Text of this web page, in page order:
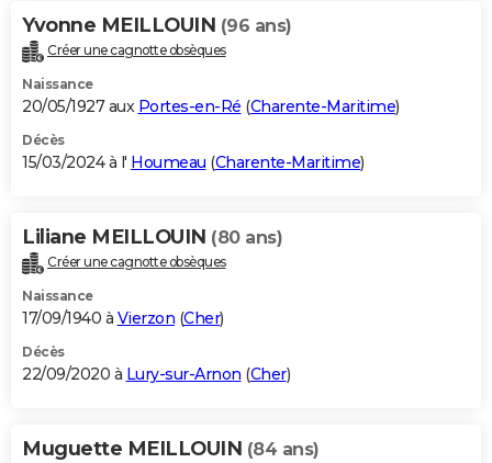
Bricolage
Lifestyle
Culture
Sport
Auto
Television
Voyage
Cinema
Yvonne MEILLOUIN (96 ans)
Créer une cagnotte obsèques
Naissance
20/05/1927 aux Portes-en-Ré (Charente-Maritime)
Décès
15/03/2024 à l' Houmeau (Charente-Maritime)
Liliane MEILLOUIN (80 ans)
Créer une cagnotte obsèques
Naissance
17/09/1940 à Vierzon (Cher)
Décès
22/09/2020 à Lury-sur-Arnon (Cher)
Muguette MEILLOUIN (84 ans)